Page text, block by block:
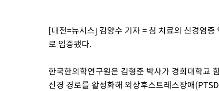
[대전=뉴시스] 김양수 기자 = 침 치료의 신경염
로 입증됐다.
한국한의학연구원은 김형준 박사가 경희대학교
신경 경로를 활성화해 외상후스트레스장애